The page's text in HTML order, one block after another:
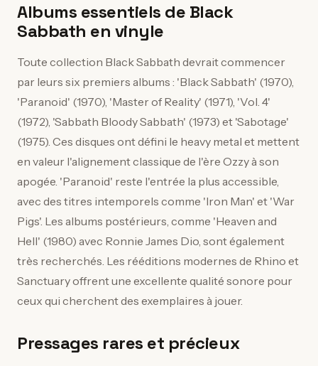
Albums essentiels de Black
Sabbath en vinyle
Toute collection Black Sabbath devrait commencer
par leurs six premiers albums : 'Black Sabbath' (1970),
'Paranoid' (1970), 'Master of Reality' (1971), 'Vol. 4'
(1972), 'Sabbath Bloody Sabbath' (1973) et 'Sabotage'
(1975). Ces disques ont défini le heavy metal et mettent
en valeur l'alignement classique de l'ère Ozzy à son
apogée. 'Paranoid' reste l'entrée la plus accessible,
avec des titres intemporels comme 'Iron Man' et 'War
Pigs'. Les albums postérieurs, comme 'Heaven and
Hell' (1980) avec Ronnie James Dio, sont également
très recherchés. Les rééditions modernes de Rhino et
Sanctuary offrent une excellente qualité sonore pour
ceux qui cherchent des exemplaires à jouer.
Pressages rares et précieux